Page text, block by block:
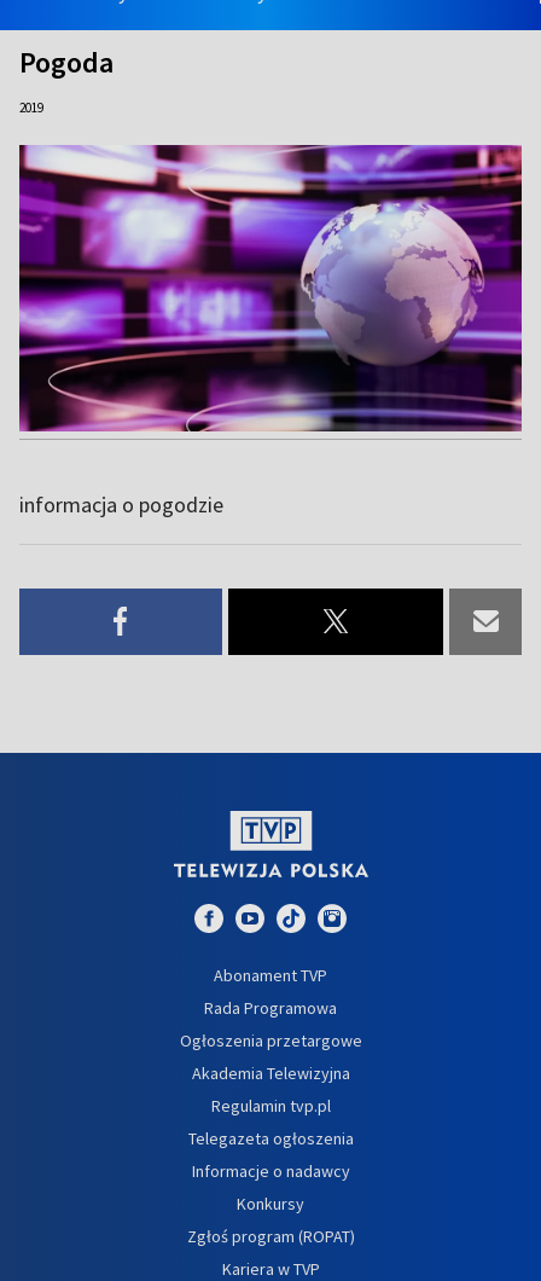
Pogoda
2019
informacja o pogodzie
Abonament TVP
Rada Programowa
Ogłoszenia przetargowe
Akademia Telewizyjna
Regulamin tvp.pl
Telegazeta ogłoszenia
Informacje o nadawcy
Konkursy
Zgłoś program (ROPAT)
Kariera w TVP